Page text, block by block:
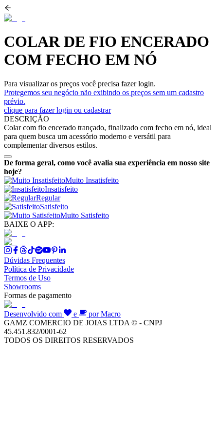
COLAR DE FIO ENCERADO
COM FECHO EM NÓ
Para visualizar os preços você precisa fazer login.
Protegemos seu negócio não exibindo os preços sem um cadastro
prévio.
clique para fazer login ou cadastrar
DESCRIÇÃO
Colar com fio encerado trançado, finalizado com fecho em nó, ideal
para quem busca um acessório moderno e versátil para
complementar diversos estilos.
De forma geral, como você avalia sua experiência em nosso site
hoje?
Muito Insatisfeito
Insatisfeito
Regular
Satisfeito
Muito Satisfeito
BAIXE O APP:
Dúvidas Frequentes
Política de Privacidade
Termos de Uso
Showrooms
Formas de pagamento
Desenvolvido com e
por Macro
GAMZ COMERCIO DE JOIAS LTDA © - CNPJ
45.451.832/0001-62
TODOS OS DIREITOS RESERVADOS